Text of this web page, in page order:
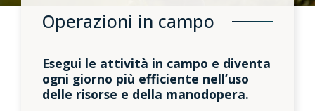
Operazioni in campo
Esegui le attività in campo e diventa
ogni giorno più efficiente nell’uso
delle risorse e della manodopera.